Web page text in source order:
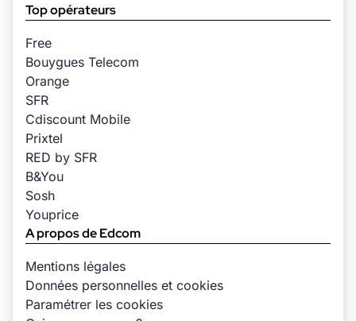
Top opérateurs
Free
Bouygues Telecom
Orange
SFR
Cdiscount Mobile
Prixtel
RED by SFR
B&You
Sosh
Youprice
A propos de Edcom
Mentions légales
Données personnelles et cookies
Paramétrer les cookies